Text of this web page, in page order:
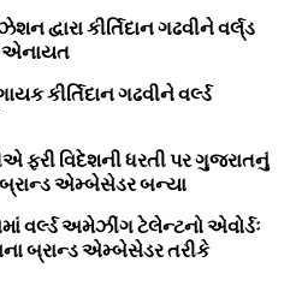
દ્વારા કીર્તિદાન ગઢવીને વર્લ્‌ડ
એનાયત
કીર્તિદાન ગઢવીને વર્લ્ડ
ફરી વિદેશની ધરતી પર ગુજરાતનું
બ્રાન્ડ એમ્બેસેડર બન્યા
વર્લ્ડ અમેઝીંગ ટેલેન્ટનો એવોર્ડઃ
બ્રાન્ડ એમ્બેસેડર તરીકે